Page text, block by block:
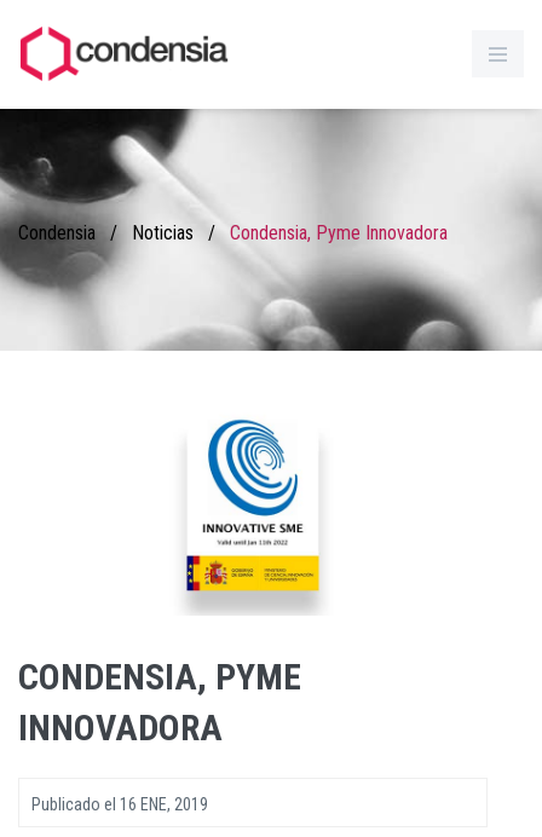
Condensia / Noticias / Condensia, Pyme Innovadora
CONDENSIA, PYME
INNOVADORA
Publicado el 16 ENE, 2019